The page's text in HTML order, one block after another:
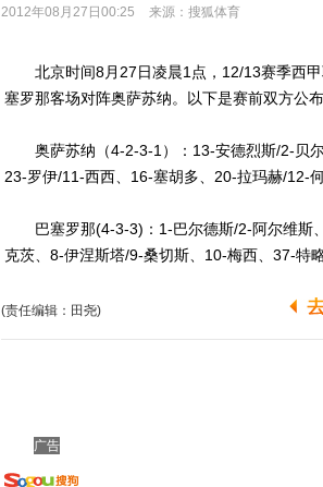
2012年08月27日00:25 来源： 搜狐体育
北京时间8月27日凌晨1点，12/13赛季西甲
塞罗那客场对阵奥萨苏纳。以下是赛前双方公布
奥萨苏纳（4-2-3-1）：13-安德烈斯/2-贝尔
23-罗伊/11-西西、16-塞胡多、20-拉玛赫/12-
巴塞罗那(4-3-3)：1-巴尔德斯/2-阿尔维斯
克茨、8-伊涅斯塔/9-桑切斯、10-梅西、37-特
(责任编辑：田尧)
广告